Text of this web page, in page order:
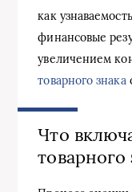
как
финансовые
увеличением
товарного знака
Что
товарного